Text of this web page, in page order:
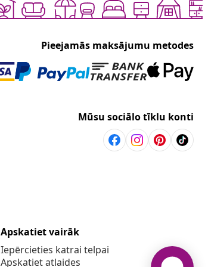
Pieejamās maksājumu metodes
Mūsu sociālo tīklu konti
Apskatiet vairāk
Iepērcieties katrai telpai
Apskatiet atlaides